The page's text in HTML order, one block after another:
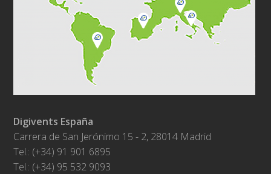
Digivents España
Carrera de San Jerónimo 15 - 2, 28014 Madrid
Tel.: (+34) 91 901 6895
Tel.: (+34) 95 532 9093